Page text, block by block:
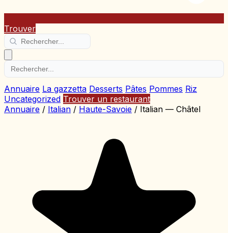
Trouver
Annuaire La gazzetta Desserts Pâtes Pommes Riz
Uncategorized Trouver un restaurant
Annuaire / Italian / Haute-Savoie / Italian — Châtel